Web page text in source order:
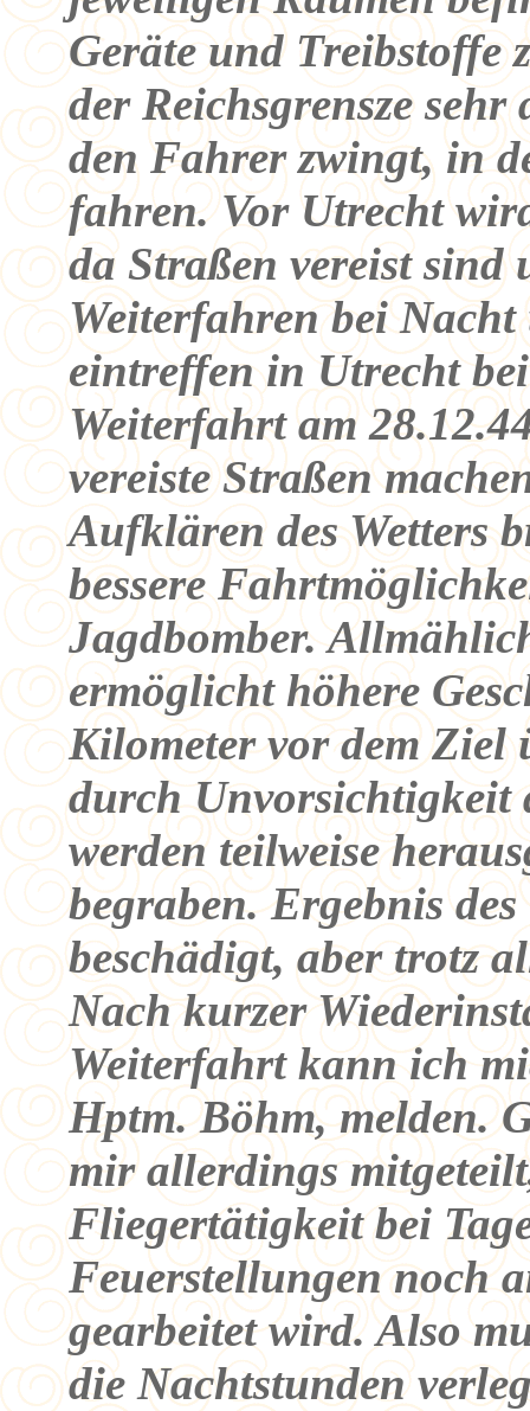
Geräte und Treibstoffe
der Reichsgrensze
den Fahrer zwingt, in
fahren. Vor Utrecht
da Straßen vereist sind
Weiterfahren bei
eintreffen in Utrecht
Weiterfahrt am
vereiste Straßen
Aufklären des Wetters
bessere
Jagdbomber.
ermöglicht höhere
Kilometer vor dem Ziel
durch Unvorsichtigkeit
werden teilweise
begraben. Ergebnis
beschädigt, aber trotz
Nach kurzer
Weiterfahrt kann ich
Hptm. Böhm, melden.
mir allerdings
Fliegertätigkeit bei
Feuerstellungen noch
gearbeitet wird. Also
die Nachtstunden